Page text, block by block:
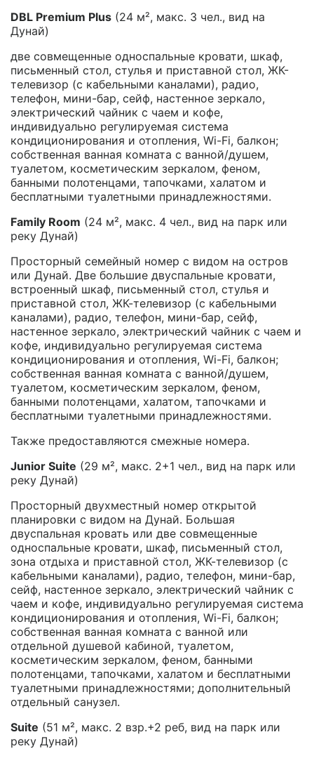
DBL Premium Plus (24 м², макс. 3 чел., вид на
Дунай)
две совмещенные односпальные кровати, шкаф,
письменный стол, стулья и приставной стол, ЖК-
телевизор (с кабельными каналами), радио,
телефон, мини-бар, сейф, настенное зеркало,
электрический чайник с чаем и кофе,
индивидуально регулируемая система
кондиционирования и отопления, Wi-Fi, балкон;
собственная ванная комната с ванной/душем,
туалетом, косметическим зеркалом, феном,
банными полотенцами, тапочками, халатом и
бесплатными туалетными принадлежностями.
Family Room (24 м², макс. 4 чел., вид на парк или
реку Дунай)
Просторный семейный номер с видом на остров
или Дунай. Две большие двуспальные кровати,
встроенный шкаф, письменный стол, стулья и
приставной стол, ЖК-телевизор (с кабельными
каналами), радио, телефон, мини-бар, сейф,
настенное зеркало, электрический чайник с чаем и
кофе, индивидуально регулируемая система
кондиционирования и отопления, Wi-Fi, балкон;
собственная ванная комната с ванной/душем,
туалетом, косметическим зеркалом, феном,
банными полотенцами, халатом, тапочками и
бесплатными туалетными принадлежностями.
Также предоставляются смежные номера.
Junior Suite (29 м², макс. 2+1 чел., вид на парк или
реку Дунай)
Просторный двухместный номер открытой
планировки с видом на Дунай. Большая
двуспальная кровать или две совмещенные
односпальные кровати, шкаф, письменный стол,
зона отдыха и приставной стол, ЖК-телевизор (с
кабельными каналами), радио, телефон, мини-бар,
сейф, настенное зеркало, электрический чайник с
чаем и кофе, индивидуально регулируемая система
кондиционирования и отопления, Wi-Fi, балкон;
собственная ванная комната с ванной или
отдельной душевой кабиной, туалетом,
косметическим зеркалом, феном, банными
полотенцами, тапочками, халатом и бесплатными
туалетными принадлежностями; дополнительный
отдельный санузел.
Suite (51 м², макс. 2 взр.+2 реб, вид на парк или
реку Дунай)